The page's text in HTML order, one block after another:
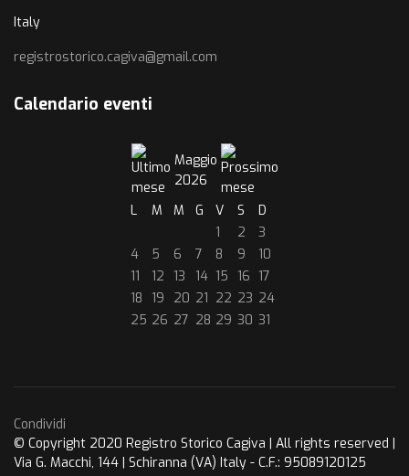
Italy
registrostorico.cagiva@gmail.com
Calendario eventi
Maggio
2026
L
M M G V S
D
1
2
3
4
5 6 7 8 9
10
11
12 13 14 15 16 17
18 19 20 21 22 23 24
25 26 27 28 29 30 31
Condividi
© Copyright 2020 Registro Storico Cagiva | All rights reserved |
Via G. Macchi, 144 | Schiranna (VA) Italy - C.F.: 95089120125